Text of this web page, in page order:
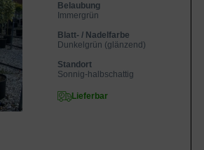
Belaubung
Immergrün
Blatt- / Nadelfarbe
Dunkelgrün (glänzend)
Standort
Sonnig-halbschattig
Lieferbar